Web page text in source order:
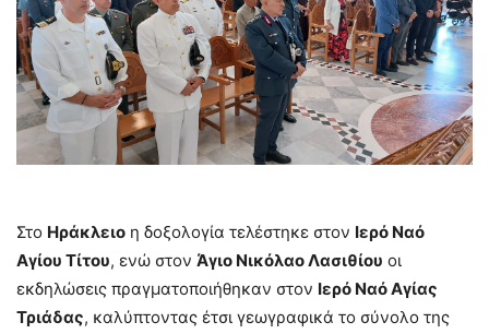
Στο Ηράκλειο η δοξολογία τελέστηκε στον Ιερό Ναό
Αγίου Τίτου, ενώ στον Άγιο Νικόλαο Λασιθίου οι
εκδηλώσεις πραγματοποιήθηκαν στον Ιερό Ναό Αγίας
Τριάδας, καλύπτοντας έτσι γεωγραφικά το σύνολο της